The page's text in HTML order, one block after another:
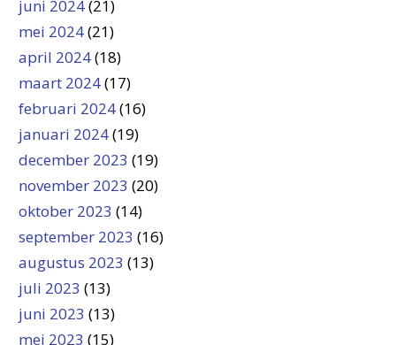
juni 2024(21)
mei 2024(21)
april 2024(18)
maart 2024(17)
februari 2024(16)
januari 2024(19)
december 2023 (19)
november 2023 (20)
oktober 2023 (14)
september 2023 (16)
augustus 2023 (13)
juli 2023 (13)
juni 2023 (13)
mei 2023 (15)